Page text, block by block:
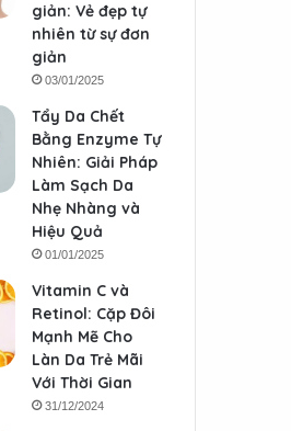
giản: Vẻ đẹp tự
nhiên từ sự đơn
giản
03/01/2025
Tẩy Da Chết
Bằng Enzyme Tự
Nhiên: Giải Pháp
Làm Sạch Da
Nhẹ Nhàng và
Hiệu Quả
01/01/2025
Vitamin C và
Retinol: Cặp Đôi
Mạnh Mẽ Cho
Làn Da Trẻ Mãi
Với Thời Gian
31/12/2024